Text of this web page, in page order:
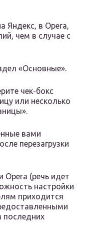
Яндекс, в Opera,
чем в случае с
«Основные».
чек-бокс
или несколько
вами
перезагрузки
(речь идет
настройки
приходится
последних